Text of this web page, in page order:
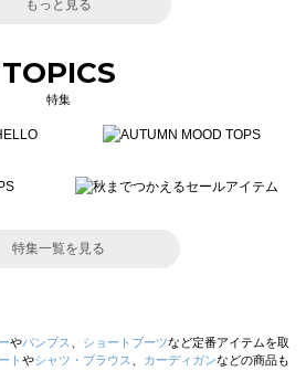
もっと見る
TOPICS
特集
特集一覧を見る
やパンプス ショートブーツなど定番アイテムを取
ト やシャツ・ブラウス カーディガンなどの商品も